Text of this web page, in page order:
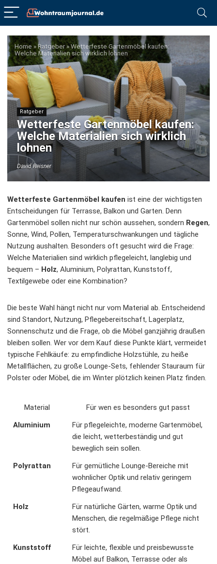
Home »Ratgeber»Wetterfeste Gartenmöbel kaufen:
Welche Materialien sich wirklich lohnen
Ratgeber
Wetterfeste Gartenmöbel kaufen:
Welche Materialien sich wirklich
lohnen
David Reisner
Wetterfeste Gartenmöbel kaufen ist eine der wichtigsten
Entscheidungen für Terrasse, Balkon und Garten. Denn
Gartenmöbel sollen nicht nur schön aussehen, sondern Regen,
Sonne, Wind, Pollen, Temperaturschwankungen und tägliche
Nutzung aushalten. Besonders oft gesucht wird die Frage:
Welche Materialien sind wirklich pflegeleicht, langlebig und
bequem – Holz, Aluminium, Polyrattan, Kunststoff,
Textilgewebe oder eine Kombination?
Die beste Wahl hängt nicht nur vom Material ab. Entscheidend
sind Standort, Nutzung, Pflegebereitschaft, Lagerplatz,
Sonnenschutz und die Frage, ob die Möbel ganzjährig draußen
bleiben sollen. Wer vor dem Kauf diese Punkte klärt, vermeidet
typische Fehlkäufe: zu empfindliche Holzstühle, zu heiße
Metallflächen, zu große Lounge-Sets, fehlender Stauraum für
Polster oder Möbel, die im Winter plötzlich keinen Platz finden.
Material
Für wen es besonders gut passt
Aluminium
Für pflegeleichte, moderne Gartenmöbel,
die leicht, wetterbeständig und gut
beweglich sein sollen.
Polyrattan
Für gemütliche Lounge-Bereiche mit
wohnlicher Optik und relativ geringem
Pflegeaufwand.
Holz
Für natürliche Gärten, warme Optik und
Menschen, die regelmäßige Pflege nicht
stört.
Kunststoff
Für leichte, flexible und preisbewusste
Möbel auf Balkon, Terrasse oder als